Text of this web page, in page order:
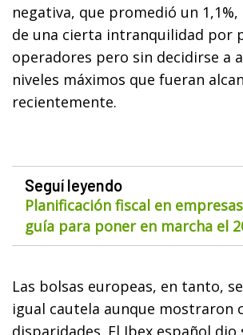
negativa, que promedió un
de una cierta intranquilidad por
operadores pero sin decidirse a
niveles máximos que fueran
recientemente.
Seguí leyendo
Planificación fiscal en
guía para poner en marcha el
Las bolsas europeas, en tanto,
igual cautela aunque mostraron
disparidades. El Ibex español dio